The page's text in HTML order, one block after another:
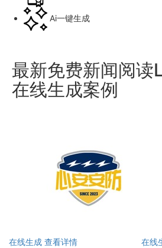
Ai一键生成
最新免费新闻阅读
在线生成案例
在线生成 查看详情
在线